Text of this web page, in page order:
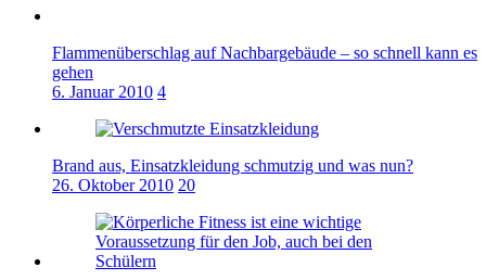
Flammenüberschlag auf Nachbargebäude – so schnell kann es
gehen
6. Januar 2010 4
Brand aus, Einsatzkleidung schmutzig und was nun?
26. Oktober 2010 20